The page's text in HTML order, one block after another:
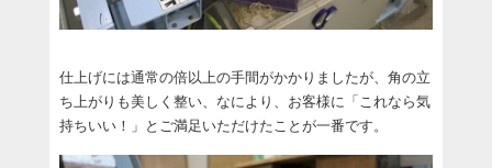
仕上げには通常の倍以上の手間がかかりましたが、角の立
ち上がりも美しく整い、なにより、お客様に「これなら気
持ちいい！」とご満足いただけたことが一番です。